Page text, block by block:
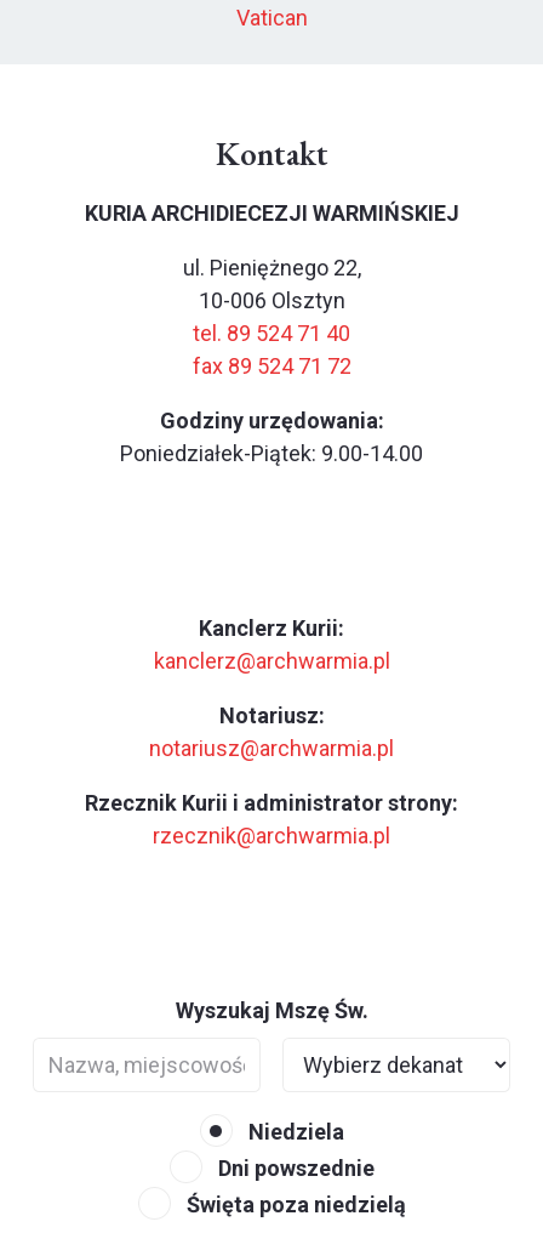
Vatican
Kontakt
KURIA ARCHIDIECEZJI WARMIŃSKIEJ
ul. Pieniężnego 22,
10-006 Olsztyn
tel. 89 524 71 40
fax 89 524 71 72
Godziny urzędowania:
Poniedziałek-Piątek: 9.00-14.00
Kanclerz Kurii:
kanclerz@archwarmia.pl
Notariusz:
notariusz@archwarmia.pl
Rzecznik Kurii i administrator strony:
rzecznik@archwarmia.pl
Wyszukaj Mszę Św.
Niedziela
Dni powszednie
Święta poza niedzielą